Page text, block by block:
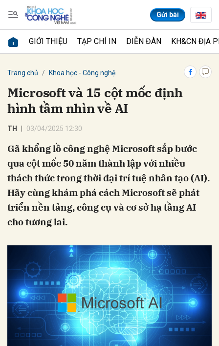
Gửi bài
GIỚI THIỆU TẠP CHÍ IN DIỄN ĐÀN KH&CN ĐỊA
Trang chủ Khoa học - Công nghệ
Microsoft và 15 cột mốc định
hình tầm nhìn về AI
TH 03/04/2025 12:30
Gã khổng lồ công nghệ Microsoft sắp bước
qua cột mốc 50 năm thành lập với nhiều
thách thức trong thời đại trí tuệ nhân tạo (AI).
Hãy cùng khám phá cách Microsoft sẽ phát
triển nền tảng, công cụ và cơ sở hạ tầng AI
cho tương lai.
Gửi bình luận
Hủy Gửi